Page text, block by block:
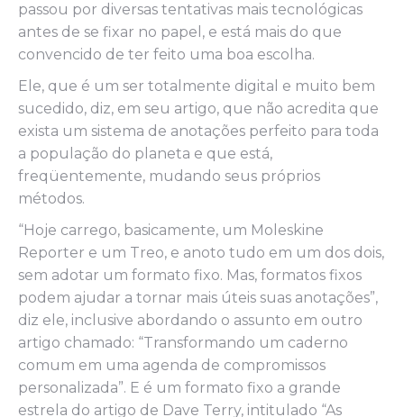
passou por diversas tentativas mais tecnológicas
antes de se fixar no papel, e está mais do que
convencido de ter feito uma boa escolha.
Ele, que é um ser totalmente digital e muito bem
sucedido, diz, em seu artigo, que não acredita que
exista um sistema de anotações perfeito para toda
a população do planeta e que está,
freqüentemente, mudando seus próprios
métodos.
“Hoje carrego, basicamente, um Moleskine
Reporter e um Treo, e anoto tudo em um dos dois,
sem adotar um formato fixo. Mas, formatos fixos
podem ajudar a tornar mais úteis suas anotações”,
diz ele, inclusive abordando o assunto em outro
artigo chamado: “Transformando um caderno
comum em uma agenda de compromissos
personalizada”. E é um formato fixo a grande
estrela do artigo de Dave Terry, intitulado “As